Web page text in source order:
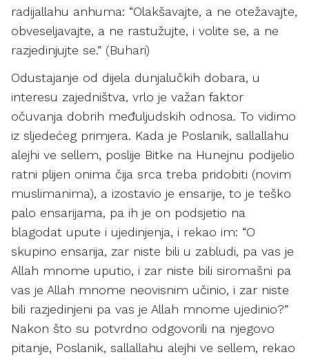
radijallahu anhuma: “Olakšavajte, a ne otežavajte,
obveseljavajte, a ne rastužujte, i volite se, a ne
razjedinjujte se.” (Buhari)
Odustajanje od dijela dunjalučkih dobara, u
interesu zajedništva, vrlo je važan faktor
očuvanja dobrih međuljudskih odnosa. To vidimo
iz sljedećeg primjera. Kada je Poslanik, sallallahu
alejhi ve sellem, poslije Bitke na Hunejnu podijelio
ratni plijen onima čija srca treba pridobiti (novim
muslimanima), a izostavio je ensarije, to je teško
palo ensarijama, pa ih je on podsjetio na
blagodat upute i ujedinjenja, i rekao im: “O
skupino ensarija, zar niste bili u zabludi, pa vas je
Allah mnome uputio, i zar niste bili siromašni pa
vas je Allah mnome neovisnim učinio, i zar niste
bili razjedinjeni pa vas je Allah mnome ujedinio?”
Nakon što su potvrdno odgovorili na njegovo
pitanje, Poslanik, sallallahu alejhi ve sellem, rekao